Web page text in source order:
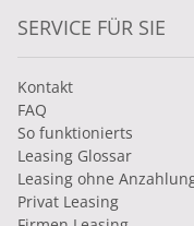
SERVICE FÜR SIE
Kontakt
FAQ
So funktionierts
Leasing Glossar
Leasing ohne
Privat Leasing